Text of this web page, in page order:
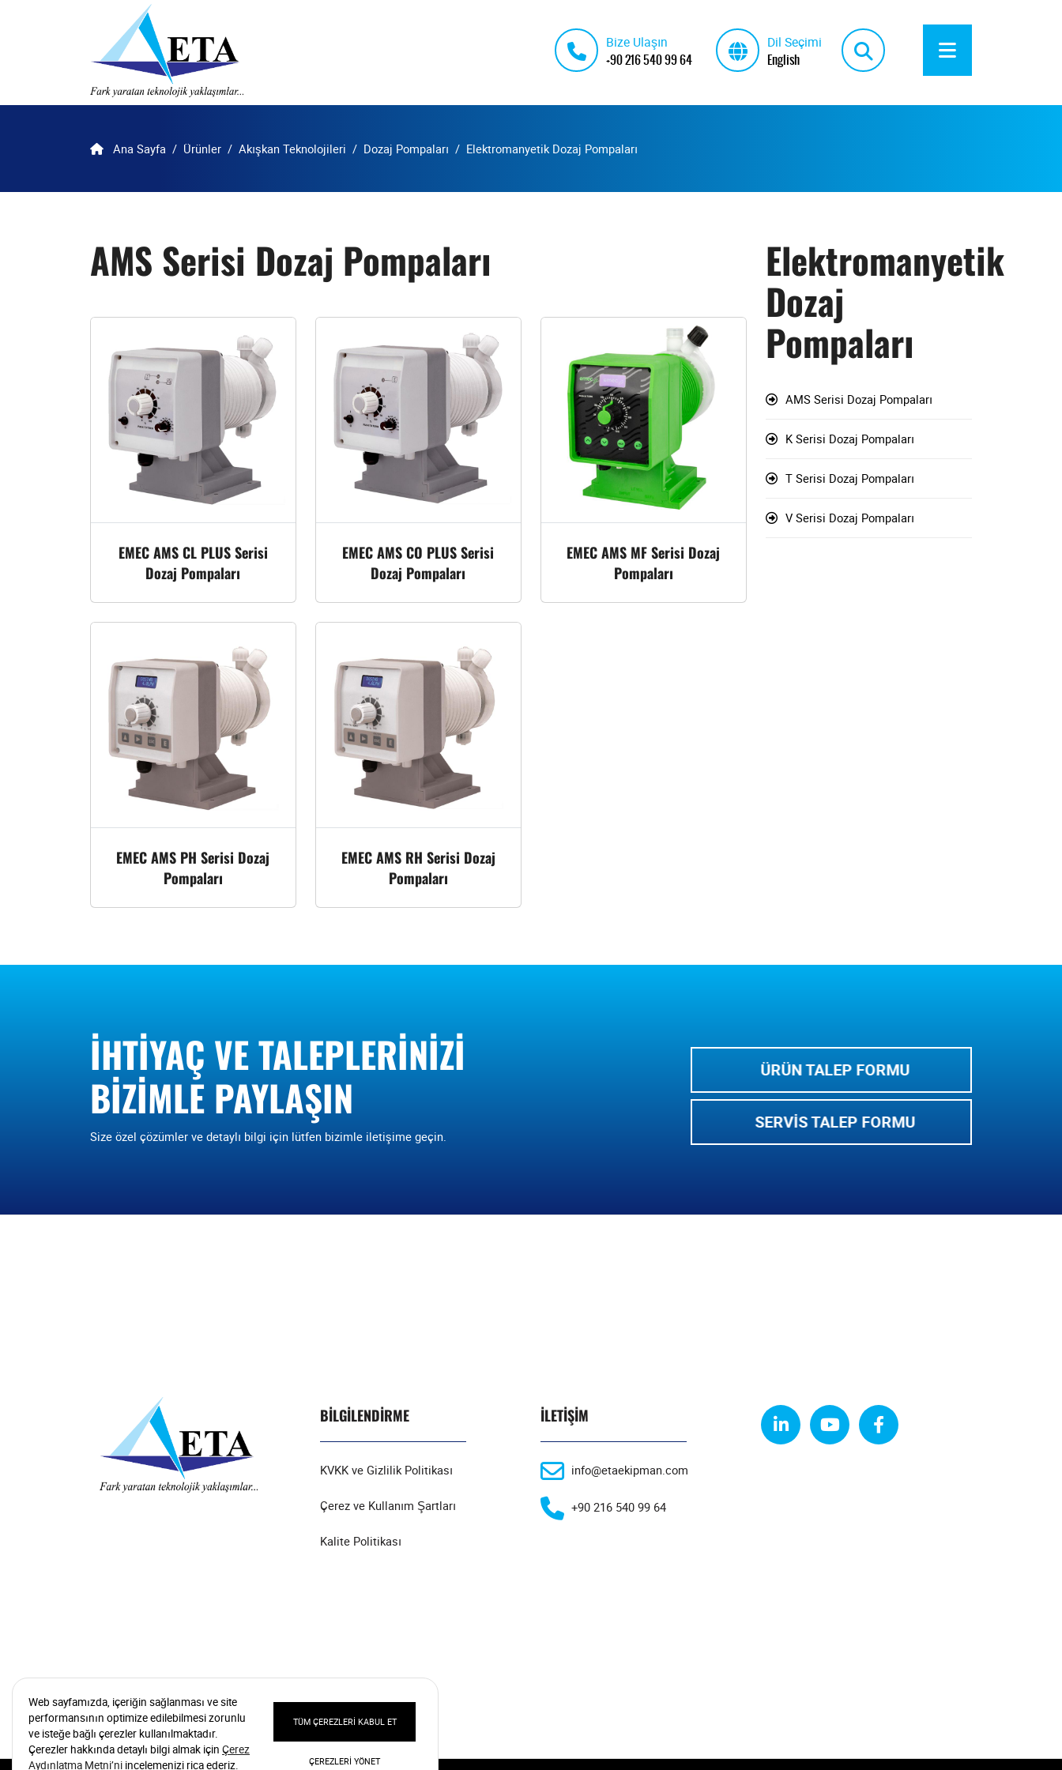
Bize Ulaşın
+90 216 540 99 64
Dil Seçimi
English
Ana Sayfa Ürünler Akışkan Teknolojileri Dozaj Pompaları Elektromanyetik Dozaj Pompaları
AMS Serisi Dozaj Pompaları
EMEC AMS CL PLUS Serisi
Dozaj Pompaları
EMEC AMS CO PLUS Serisi
Dozaj Pompaları
EMEC AMS MF Serisi Dozaj
Pompaları
EMEC AMS PH Serisi Dozaj
Pompaları
EMEC AMS RH Serisi Dozaj
Pompaları
Elektromanyetik
Dozaj
Pompaları
AMS Serisi Dozaj Pompaları
K Serisi Dozaj Pompaları
T Serisi Dozaj Pompaları
V Serisi Dozaj Pompaları
İHTIYAÇ VE TALEPLERINIZI
BIZIMLE PAYLAŞIN
Size özel çözümler ve detaylı bilgi için lütfen bizimle iletişime geçin.
ÜRÜN TALEP FORMU
SERVIS TALEP FORMU
BILGILENDIRME
KVKK ve Gizlilik Politikası
Çerez ve Kullanım Şartları
Kalite Politikası
İLETIŞIM
info@etaekipman.com
+90 216 540 99 64
Web sayfamızda, içeriğin sağlanması ve site
performansının optimize edilebilmesi zorunlu
ve isteğe bağlı çerezler kullanılmaktadır.
Çerezler hakkında detaylı bilgi almak için Çerez
Aydınlatma Metni’ni incelemenizi rica ederiz.
TÜM ÇEREZLERI KABUL ET
ÇEREZLERI YÖNET